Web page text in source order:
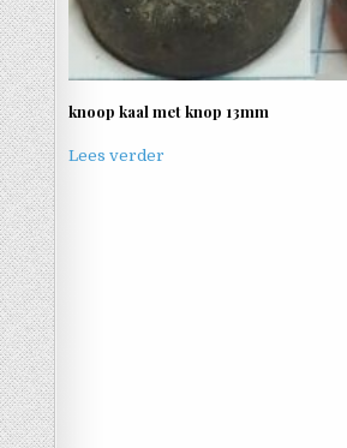
knoop kaal met knop 13mm
Lees verder